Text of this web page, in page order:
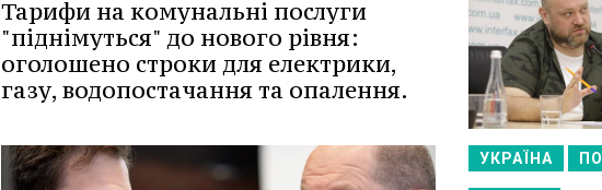
Тарифи на комунальні послуги
"піднімуться" до нового рівня:
оголошено строки для електрики,
газу, водопостачання та опалення.
УКРАЇНА